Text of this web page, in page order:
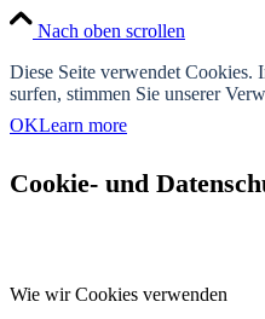
Nach oben scrollen
Diese Seite verwendet Cookies.
surfen, stimmen Sie unserer
OKLearn more
Cookie- und
Wie wir Cookies verwenden